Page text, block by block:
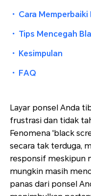
・ Cara
・ Tips Mencegah
・ Kesimpulan
・ FAQ
Layar ponsel Anda
frustrasi dan tidak
Fenomena 'black
secara tak terduga,
responsif meskipun
mungkin masih
panas dari ponsel